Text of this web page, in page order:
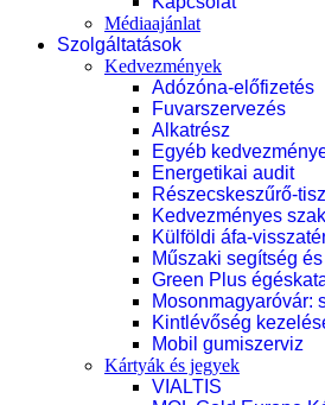
Médiaajánlat
Szolgáltatások
Kedvezmények
Adózóna-előfizetés
Fuvarszervezés
Alkatrész
Egyéb
Energetikai audit
Részecskeszűrő-
Kedvezményes
Külföldi áfa-
Műszaki segítség
Green Plus
Mosonmagyaróvár:
Kintlévőség
Mobil gumiszerviz
Kártyák és jegyek
VIALTIS